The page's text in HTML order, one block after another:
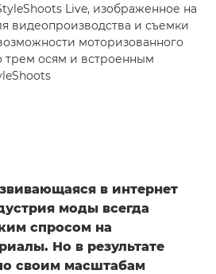
Live, изображенное на
видеопроизводства и съемки
моторизованного
осям и встроенным
в интернет
моды всегда
спросом на
Но в результате
своим масштабам